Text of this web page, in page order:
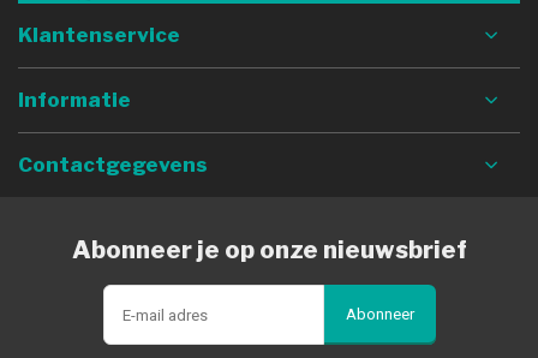
Klantenservice
Informatie
Contactgegevens
Abonneer je op onze nieuwsbrief
Abonneer